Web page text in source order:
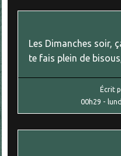
Les Dimanches soir,
te fais plein de
Écrit
00h29 -